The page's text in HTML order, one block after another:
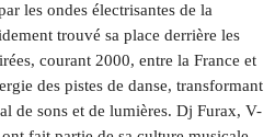
DE TONTON
AM
& PÉPITES
les ondes électrisantes de la
trouvé sa place derrière les
courant 2000, entre la France et
des pistes de danse, transformant
de sons et de lumières. Dj Furax, V-